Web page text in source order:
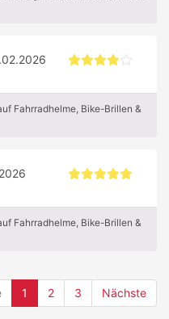
Fahrradhelme, Bike-Brillen &
Fahrradhelme, Bike-Brillen &
1 (current)
2 3 Nächste